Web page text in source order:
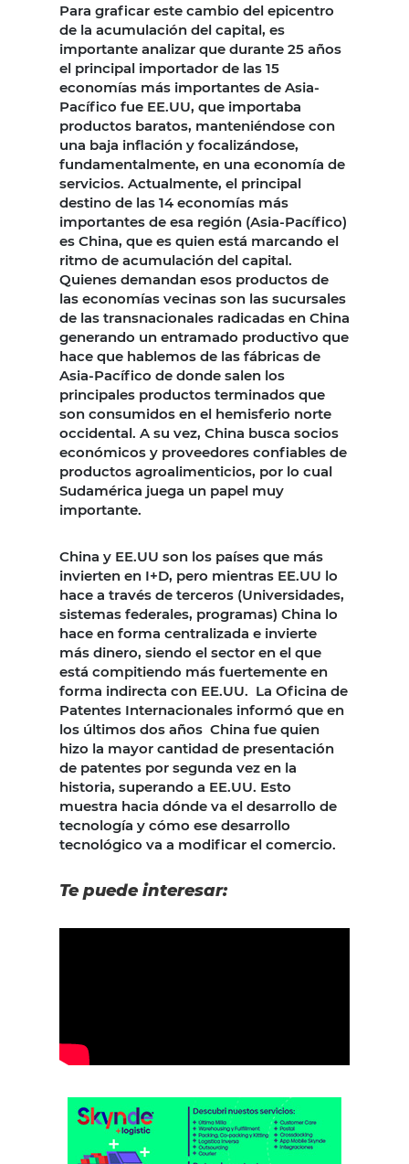
Para graficar este cambio del epicentro
de la acumulación del capital, es
importante analizar que durante 25 años
el principal importador de las 15
economías más importantes de Asia-
Pacífico fue EE.UU, que importaba
productos baratos, manteniéndose con
una baja inflación y focalizándose,
fundamentalmente, en una economía de
servicios. Actualmente, el principal
destino de las 14 economías más
importantes de esa región (Asia-Pacífico)
es China, que es quien está marcando el
ritmo de acumulación del capital.
Quienes demandan esos productos de
las economías vecinas son las sucursales
de las transnacionales radicadas en China
generando un entramado productivo que
hace que hablemos de las fábricas de
Asia-Pacífico de donde salen los
principales productos terminados que
son consumidos en el hemisferio norte
occidental. A su vez, China busca socios
económicos y proveedores confiables de
productos agroalimenticios, por lo cual
Sudamérica juega un papel muy
importante.
China y EE.UU son los países que más
invierten en I+D, pero mientras EE.UU lo
hace a través de terceros (Universidades,
sistemas federales, programas) China lo
hace en forma centralizada e invierte
más dinero, siendo el sector en el que
está compitiendo más fuertemente en
forma indirecta con EE.UU. La Oficina de
Patentes Internacionales informó que en
los últimos dos años China fue quien
hizo la mayor cantidad de presentación
de patentes por segunda vez en la
historia, superando a EE.UU. Esto
muestra hacia dónde va el desarrollo de
tecnología y cómo ese desarrollo
tecnológico va a modificar el comercio.
Te puede interesar: